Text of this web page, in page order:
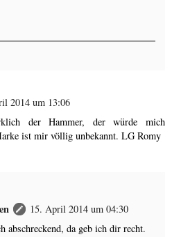
2014 um 13:06
der Hammer, der würde mich
ist mir völlig unbekannt. LG Romy
15. April 2014 um 04:30
abschreckend, da geb ich dir recht.